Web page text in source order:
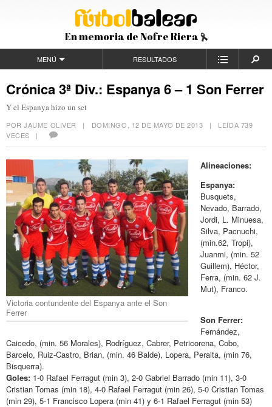
En memoria de Nofre Riera
MENÚ RESULTADOS
Crónica 3ª Div.: Espanya 6 – 1 Son Ferrer
Y el Espanya hizo un set
POR JAUME OLIVER | DOMINGO, 12 DE MAYO DE 2013 | LEÍDA 739
VECES |
Victoria contundente del Espanya ante el Son
Ferrer
Alineaciones:
Espanya:
Busquets,
Nevado, Barrado,
Jordi, L. Minuesa,
Silva, Pacnuchi,
(min.62, Tropi),
Juanmi, (min. 52
Guillem), Héctor,
Ferra, (min. 62 J.
Mut), Franco.
Son Ferrer:
Fernández,
Caicedo, (min. 56 Morales), Rodríguez, Cabrer, Petricorena, Cobo,
Barcelo, Ruiz-Castro, Brian, (min. 46 Balde), Lopera, Peralta, (min 76,
Bisquerra).
Goles: 1-0 Rafael Ferragut (min 3), 2-0 Gabriel Barrado (min 11), 3-0
Cristian Tomas (min 18), 4-0 Rafael Ferragut (min 26), 5-0 Cristian Tomas
(min 29), 5-1 Francisco Lopera (min 41) y 6-1 Rafael Ferragut (min 53)